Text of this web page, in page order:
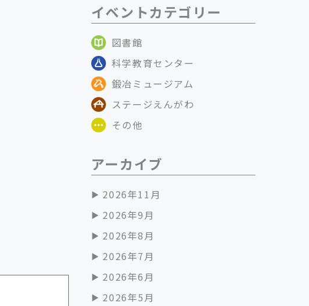
イベントカテゴリー
図書館
科学教育センター
鍛冶ミュージアム
ステージえんがわ
その他
アーカイブ
2026年11月
2026年9月
2026年8月
2026年7月
2026年6月
2026年5月